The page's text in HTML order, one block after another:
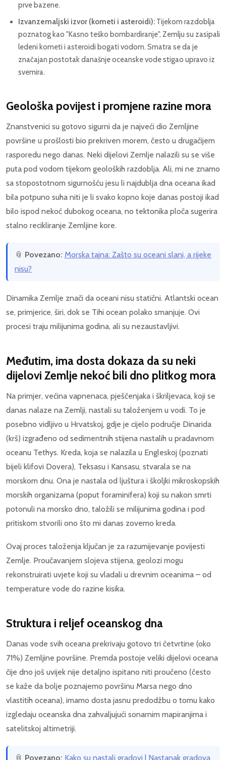
prve bazene.
Izvanzemaljski izvor (kometi i asteroidi): Tijekom razdoblja
poznatog kao "Kasno teško bombardiranje", Zemlju su zasipali
ledeni kometi i asteroidi bogati vodom. Smatra se da je
značajan postotak današnje oceanske vode stigao upravo iz
svemira.
Geološka povijest i promjene razine mora
Znanstvenici su gotovo sigurni da je najveći dio Zemljine
površine u prošlosti bio prekriven morem, često u drugačijem
rasporedu nego danas. Neki dijelovi Zemlje nalazili su se više
puta pod vodom tijekom geoloških razdoblja. Ali, mi ne znamo
sa stopostotnom sigurnošću jesu li najdublja dna oceana ikad
bila potpuno suha niti je li svako kopno koje danas postoji ikad
bilo ispod nekoć dubokog oceana, no tektonika ploča sugerira
stalno recikliranje Zemljine kore.
📎 Povezano: Morska tajna: Zašto su oceani slani, a rijeke
nisu?
Dinamika Zemlje znači da oceani nisu statični. Atlantski ocean
se, primjerice, širi, dok se Tihi ocean polako smanjuje. Ovi
procesi traju milijunima godina, ali su nezaustavljivi.
Međutim, ima dosta dokaza da su neki
dijelovi Zemlje nekoć bili dno plitkog mora
Na primjer, većina vapnenaca, pješčenjaka i škriljevaca, koji se
danas nalaze na Zemlji, nastali su taloženjem u vodi. To je
posebno vidljivo u Hrvatskoj, gdje je cijelo područje Dinarida
(krš) izgrađeno od sedimentnih stijena nastalih u pradavnom
oceanu Tethys. Kreda, koja se nalazila u Engleskoj (poznati
bijeli klifovi Dovera), Teksasu i Kansasu, stvarala se na
morskom dnu. Ona je nastala od ljuštura i školjki mikroskopskih
morskih organizama (poput foraminifera) koji su nakon smrti
potonuli na morsko dno, taložili se milijunima godina i pod
pritiskom stvorili ono što mi danas zovemo kreda.
Ovaj proces taloženja ključan je za razumijevanje povijesti
Zemlje. Proučavanjem slojeva stijena, geolozi mogu
rekonstruirati uvjete koji su vladali u drevnim oceanima – od
temperature vode do razine kisika.
Struktura i reljef oceanskog dna
Danas vode svih oceana prekrivaju gotovo tri četvrtine (oko
71%) Zemljine površine. Premda postoje veliki dijelovi oceana
čije dno još uvijek nije detaljno ispitano niti proučeno (često
se kaže da bolje poznajemo površinu Marsa nego dno
vlastitih oceana), imamo dosta jasnu predodžbu o tomu kako
izgledaju oceanska dna zahvaljujući sonarnim mapiranjima i
satelitskoj altimetriji.
📎 Povezano: Kako su nastali gradovi | Nastanak gradova